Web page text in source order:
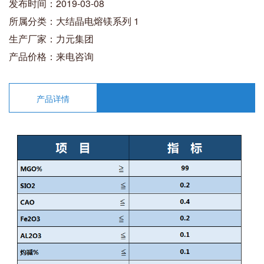
发布时间：2019-03-08
所属分类：大结晶电熔镁系列 1
生产厂家：力元集团
产品价格：来电咨询
产品详情